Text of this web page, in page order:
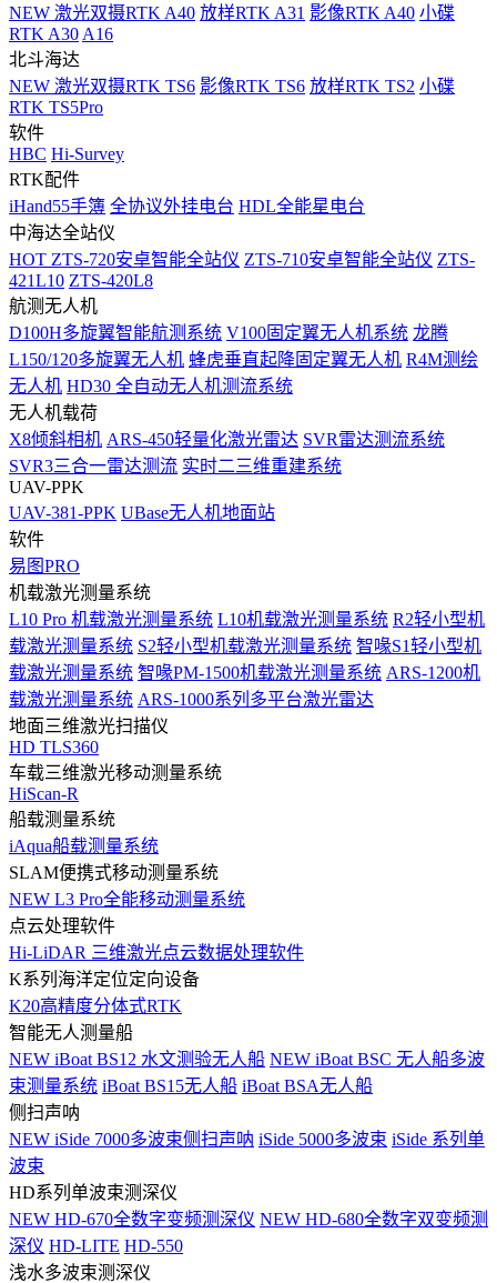
NEW 激光双摄RTK A40 放样RTK A31 影像RTK A40 小碟
RTK A30 A16
北斗海达
NEW 激光双摄RTK TS6 影像RTK TS6 放样RTK TS2 小碟
RTK TS5Pro
软件
HBC Hi-Survey
RTK配件
iHand55手簿 全协议外挂电台 HDL全能星电台
中海达全站仪
HOT ZTS-720安卓智能全站仪 ZTS-710安卓智能全站仪 ZTS-
421L10 ZTS-420L8
航测无人机
D100H多旋翼智能航测系统 V100固定翼无人机系统 龙腾
L150/120多旋翼无人机 蜂虎垂直起降固定翼无人机 R4M测绘
无人机 HD30 全自动无人机测流系统
无人机载荷
X8倾斜相机 ARS-450轻量化激光雷达 SVR雷达测流系统
SVR3三合一雷达测流 实时二三维重建系统
UAV-PPK
UAV-381-PPK UBase无人机地面站
软件
易图PRO
机载激光测量系统
L10 Pro 机载激光测量系统 L10机载激光测量系统 R2轻小型机
载激光测量系统 S2轻小型机载激光测量系统 智喙S1轻小型机
载激光测量系统 智喙PM-1500机载激光测量系统 ARS-1200机
载激光测量系统 ARS-1000系列多平台激光雷达
地面三维激光扫描仪
HD TLS360
车载三维激光移动测量系统
HiScan-R
船载测量系统
iAqua船载测量系统
SLAM便携式移动测量系统
NEW L3 Pro全能移动测量系统
点云处理软件
Hi-LiDAR 三维激光点云数据处理软件
K系列海洋定位定向设备
K20高精度分体式RTK
智能无人测量船
NEW iBoat BS12 水文测验无人船 NEW iBoat BSC 无人船多波
束测量系统 iBoat BS15无人船 iBoat BSA无人船
侧扫声呐
NEW iSide 7000多波束侧扫声呐 iSide 5000多波束 iSide 系列单
波束
HD系列单波束测深仪
NEW HD-670全数字变频测深仪 NEW HD-680全数字双变频测
深仪 HD-LITE HD-550
浅水多波束测深仪